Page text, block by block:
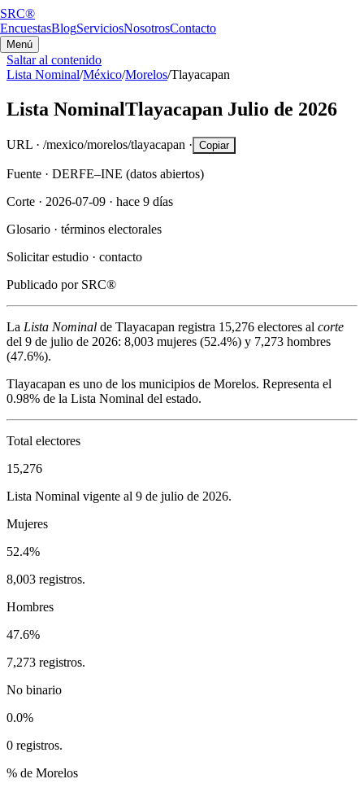
SRC®
EncuestasBlogServiciosNosotrosContacto
Menú
Saltar al contenido
Lista Nominal/México/Morelos/Tlayacapan
Lista NominalTlayacapan Julio de 2026
URL · /mexico/morelos/tlayacapan · Copiar
Fuente · DERFE–INE (datos abiertos)
Corte · 2026-07-09 · hace 9 días
Glosario · términos electorales
Solicitar estudio · contacto
Publicado por SRC®
La Lista Nominal de Tlayacapan registra 15,276 electores al corte
del 9 de julio de 2026: 8,003 mujeres (52.4%) y 7,273 hombres
(47.6%).
Tlayacapan es uno de los municipios de Morelos. Representa el
0.98% de la Lista Nominal del estado.
Total electores
15,276
Lista Nominal vigente al 9 de julio de 2026.
Mujeres
52.4%
8,003 registros.
Hombres
47.6%
7,273 registros.
No binario
0.0%
0 registros.
% de Morelos